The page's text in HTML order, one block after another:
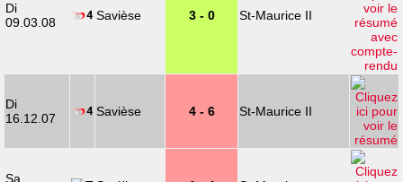
Di
09.03.08
Savièse 3 - 0 St-Maurice II
Di
16.12.07
Savièse 4 - 6 St-Maurice II
Sa